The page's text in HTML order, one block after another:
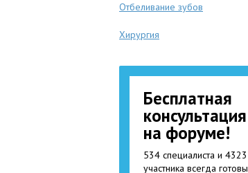
Отбеливание зубов
Хирургия
Бесплатная
консультация
на форуме!
534 специалиста и 4323
участника всегда готовы